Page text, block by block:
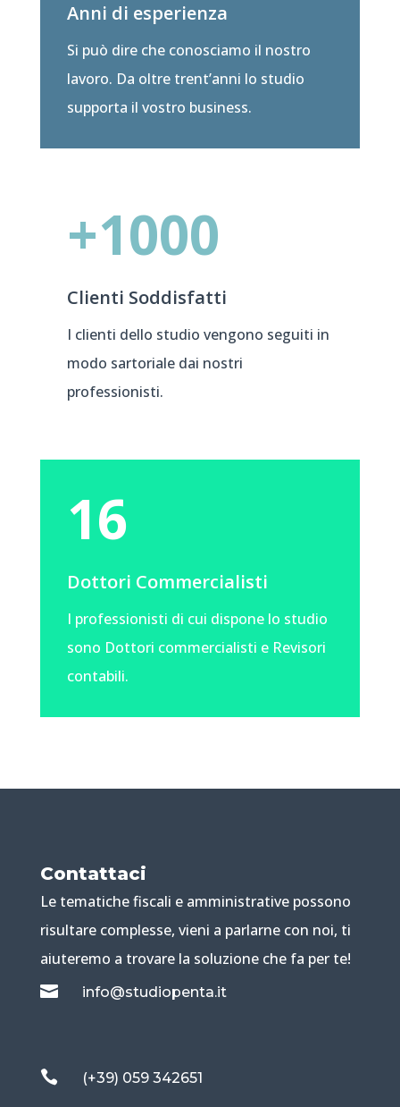
Anni di esperienza
Si può dire che conosciamo il nostro
lavoro. Da oltre trent’anni lo studio
supporta il vostro business.
+1000
Clienti Soddisfatti
I clienti dello studio vengono seguiti in
modo sartoriale dai nostri
professionisti.
16
Dottori Commercialisti
I professionisti di cui dispone lo studio
sono Dottori commercialisti e Revisori
contabili.
Contattaci
Le tematiche fiscali e amministrative possono
risultare complesse, vieni a parlarne con noi, ti
aiuteremo a trovare la soluzione che fa per te!
 info@studiopenta.it
 (+39) 059 342651